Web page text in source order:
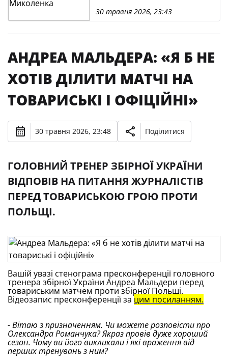
30 травня 2026, 23:43
АНДРЕА МАЛЬДЕРА: «Я Б НЕ
ХОТІВ ДІЛИТИ МАТЧІ НА
ТОВАРИСЬКІ І ОФІЦІЙНІ»
30 травня 2026, 23:48 Поділитися
ГОЛОВНИЙ ТРЕНЕР ЗБІРНОЇ УКРАЇНИ
ВІДПОВІВ НА ПИТАННЯ ЖУРНАЛІСТІВ
ПЕРЕД ТОВАРИСЬКОЮ ГРОЮ ПРОТИ
ПОЛЬЩІ.
Вашій увазі стенограма пресконференції головного
тренера збірної України Андреа Мальдери перед
товариським матчем проти збірної Польщі.
Відеозапис пресконференції зацим посиланням.
- Вітаю з призначенням. Чи можете розповісти про
Олександра Романчука? Якраз провів дуже хороший
сезон. Чому ви його викликали і які враження від
перших тренувань з ним?